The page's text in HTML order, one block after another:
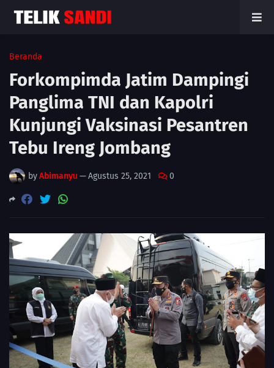
Beranda
Forkompimda Jatim Dampingi
Panglima TNI dan Kapolri
Kunjungi Vaksinasi Pesantren
Tebu Ireng Jombang
byAbimanyu —Agustus 25, 2021 0